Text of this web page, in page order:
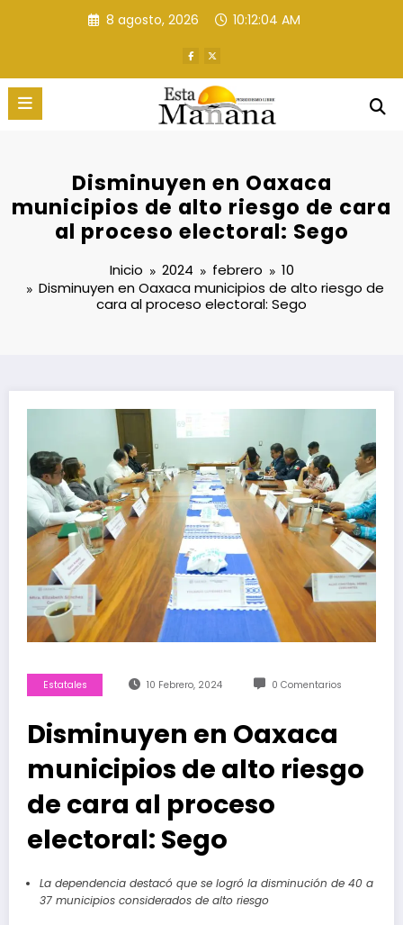
8 agosto, 2026 10:12:05 AM
Disminuyen en Oaxaca
municipios de alto riesgo de cara
al proceso electoral: Sego
Inicio 2024 febrero
10
Disminuyen en Oaxaca municipios de alto riesgo de
cara al proceso electoral: Sego
Estatales 10 Febrero, 2024 0 Comentarios
Disminuyen en Oaxaca
municipios de alto riesgo
de cara al proceso
electoral: Sego
La dependencia destacó que se logró la disminución de 40 a
37 municipios considerados de alto riesgo